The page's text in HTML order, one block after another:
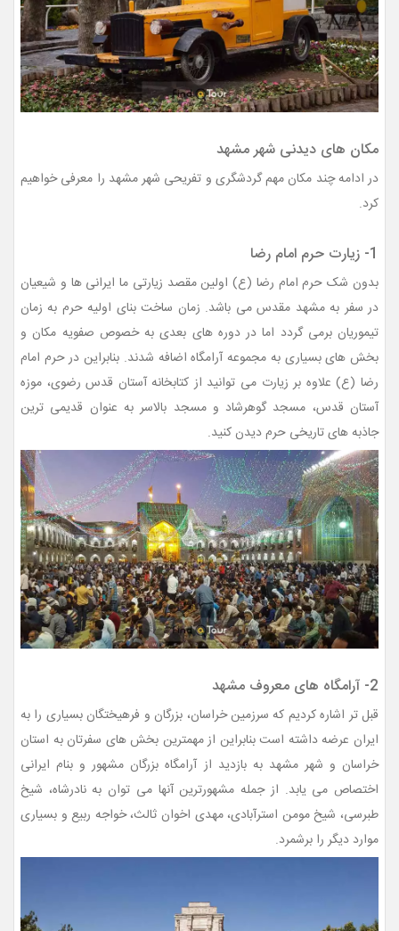
مکان های دیدنی شهر مشهد
در ادامه چند مکان مهم گردشگری و تفریحی شهر مشهد را معرفی خواهیم
کرد.
1- زیارت حرم امام رضا
بدون شک حرم امام رضا (ع) اولین مقصد زیارتی ما ایرانی ها و شیعیان
در سفر به مشهد مقدس می باشد. زمان ساخت بنای اولیه حرم به زمان
تیموریان برمی گردد اما در دوره های بعدی به خصوص صفویه مکان و
بخش های بسیاری به مجموعه آرامگاه اضافه شدند. بنابراین در حرم امام
رضا (ع) علاوه بر زیارت می توانید از کتابخانه آستان قدس رضوی، موزه
آستان قدس، مسجد گوهرشاد و مسجد بالاسر به عنوان قدیمی ترین
جاذبه های تاریخی حرم دیدن کنید.
2- آرامگاه های معروف مشهد
قبل تر اشاره کردیم که سرزمین خراسان، بزرگان و فرهیختگان بسیاری را به
ایران عرضه داشته است بنابراین از مهمترین بخش های سفرتان به استان
خراسان و شهر مشهد به بازدید از آرامگاه بزرگان مشهور و بنام ایرانی
اختصاص می یابد. از جمله مشهورترین آنها می توان به نادرشاه، شیخ
طبرسی، شیخ مومن استرآبادی، مهدی اخوان ثالث، خواجه ربیع و بسیاری
موارد دیگر را برشمرد.